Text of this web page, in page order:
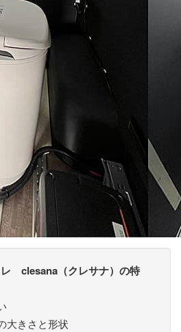
レ clesana（クレサナ）の特
大きさと形状